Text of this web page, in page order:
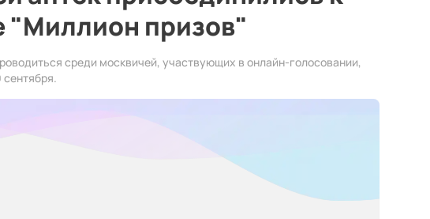
"Миллион призов"
среди москвичей, участвующих в онлайн-голосовании,
сентября.